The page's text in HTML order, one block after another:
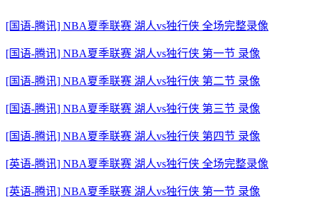
[国语-腾讯] NBA夏季联赛 湖人vs独行侠 全场完整录像
[国语-腾讯] NBA夏季联赛 湖人vs独行侠 第一节 录像
[国语-腾讯] NBA夏季联赛 湖人vs独行侠 第二节 录像
[国语-腾讯] NBA夏季联赛 湖人vs独行侠 第三节 录像
[国语-腾讯] NBA夏季联赛 湖人vs独行侠 第四节 录像
[英语-腾讯] NBA夏季联赛 湖人vs独行侠 全场完整录像
[英语-腾讯] NBA夏季联赛 湖人vs独行侠 第一节 录像